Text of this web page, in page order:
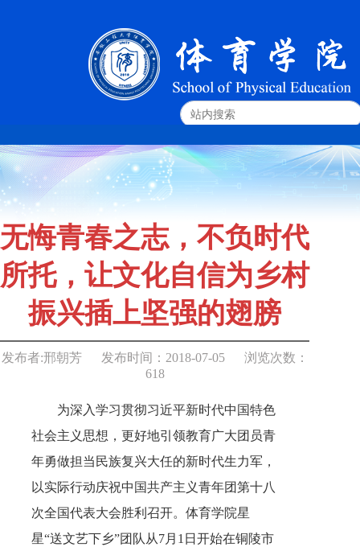
无悔青春之志，不负时代
所托，让文化自信为乡村
振兴插上坚强的翅膀
发布者:邢朝芳 发布时间： 2018-07-05
浏览次数：
618
为深入学习贯彻习近平新时代中国特色
社会主义思想，更好地引领教育广大团员青
年勇做担当民族复兴大任的新时代生力军，
以实际行动庆祝中国共产主义青年团第十八
次全国代表大会胜利召开。体育学院星
星“送文艺下乡”团队从7月 1 日 开始在铜陵市